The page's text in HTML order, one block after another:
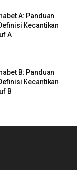
A: Panduan
Kecantikan
A
B: Panduan
Kecantikan
B